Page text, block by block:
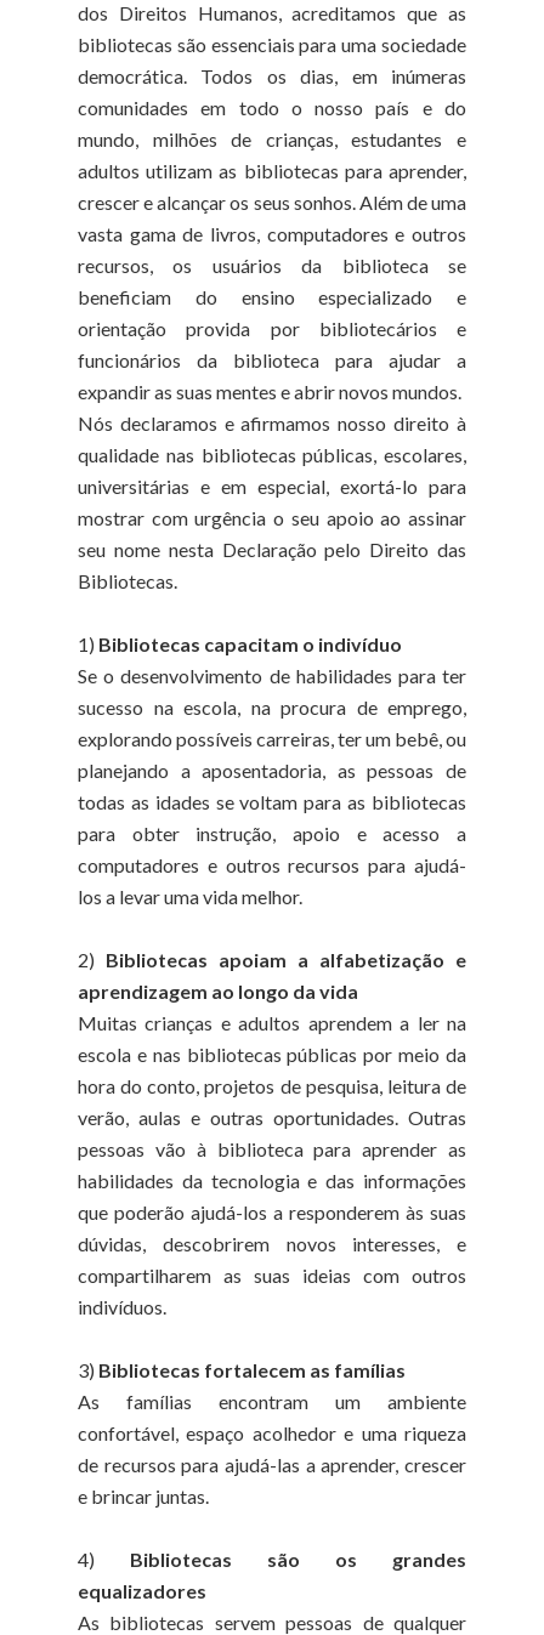
dos Direitos Humanos, acreditamos que as
bibliotecas são essenciais para uma sociedade
democrática. Todos os dias, em inúmeras
comunidades em todo o nosso país e do
mundo, milhões de crianças, estudantes e
adultos utilizam as bibliotecas para aprender,
crescer e alcançar os seus sonhos. Além de uma
vasta gama de livros, computadores e outros
recursos, os usuários da biblioteca se
beneficiam do ensino especializado e
orientação provida por bibliotecários e
funcionários da biblioteca para ajudar a
expandir as suas mentes e abrir novos mundos.
Nós declaramos e afirmamos nosso direito à
qualidade nas bibliotecas públicas, escolares,
universitárias e em especial, exortá-lo para
mostrar com urgência o seu apoio ao assinar
seu nome nesta Declaração pelo Direito das
Bibliotecas.
1) Bibliotecas capacitam o indivíduo
Se o desenvolvimento de habilidades para ter
sucesso na escola, na procura de emprego,
explorando possíveis carreiras, ter um bebê, ou
planejando a aposentadoria, as pessoas de
todas as idades se voltam para as bibliotecas
para obter instrução, apoio e acesso a
computadores e outros recursos para ajudá-
los a levar uma vida melhor.
2) Bibliotecas apoiam a alfabetização e
aprendizagem ao longo da vida
Muitas crianças e adultos aprendem a ler na
escola e nas bibliotecas públicas por meio da
hora do conto, projetos de pesquisa, leitura de
verão, aulas e outras oportunidades. Outras
pessoas vão à biblioteca para aprender as
habilidades da tecnologia e das informações
que poderão ajudá-los a responderem às suas
dúvidas, descobrirem novos interesses, e
compartilharem as suas ideias com outros
indivíduos.
3) Bibliotecas fortalecem as famílias
As famílias encontram um ambiente
confortável, espaço acolhedor e uma riqueza
de recursos para ajudá-las a aprender, crescer
e brincar juntas.
4) Bibliotecas são os grandes
equalizadores
As bibliotecas servem pessoas de qualquer